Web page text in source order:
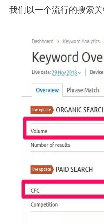
我们以一个流行的搜索关